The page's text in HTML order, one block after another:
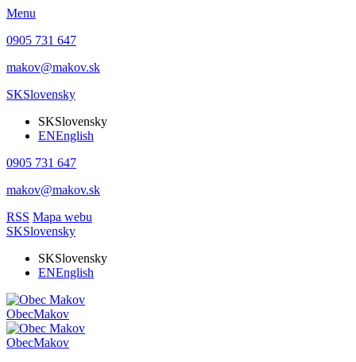
Menu
0905 731 647
makov@makov.sk
SKSlovensky
SKSlovensky
ENEnglish
0905 731 647
makov@makov.sk
RSS Mapa webu
SKSlovensky
SKSlovensky
ENEnglish
ObecMakov
ObecMakov